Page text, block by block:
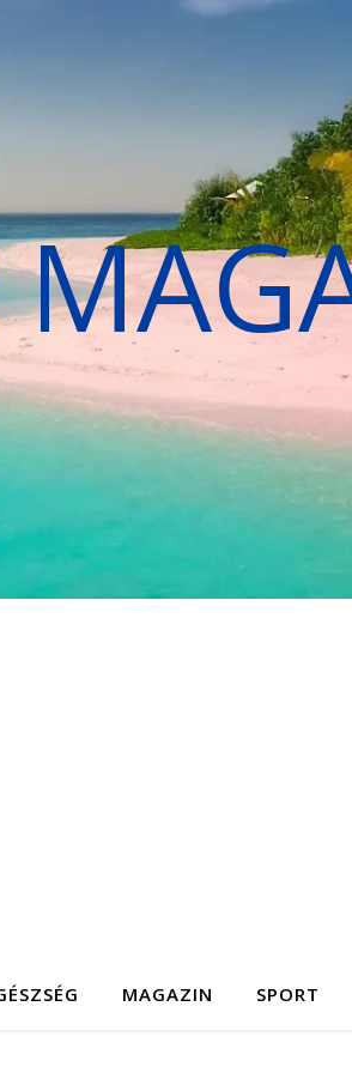
MAGAZIN SPORT